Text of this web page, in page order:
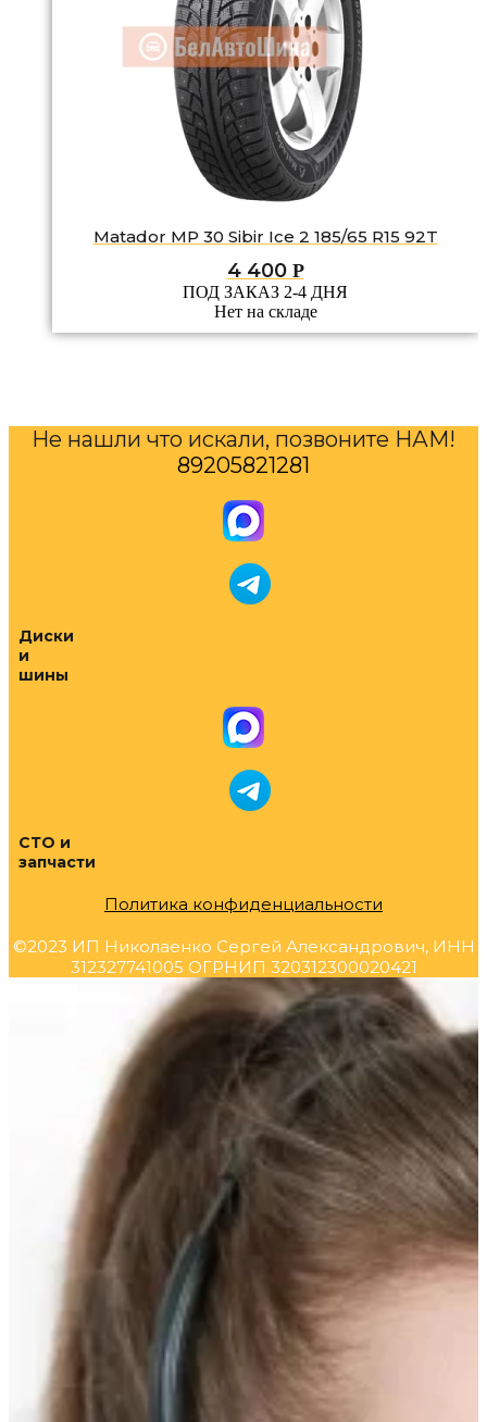
Matador MP 30 Sibir Ice 2 185/65 R15 92T
4 400 Р
ПОД ЗАКАЗ 2-4 ДНЯ
Нет на складе
Не нашли что искали, позвоните НАМ!
89205821281
Диски
и
шины
СТО и
запчасти
Политика конфиденциальности
©2023 ИП Николаенко Сергей Александрович, ИНН
312327741005 ОГРНИП 320312300020421